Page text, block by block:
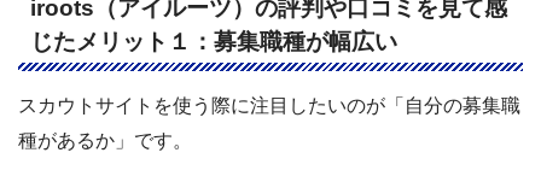
iroots（アイルーツ）の評判や口コミを見て感
じたメリット１：募集職種が幅広い
スカウトサイトを使う際に注目したいのが「自分の募集職
種があるか」です。